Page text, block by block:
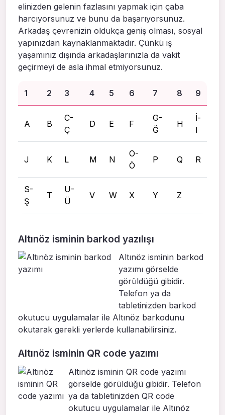
elinizden gelenin fazlasını yapmak için çaba
harcıyorsunuz ve bunu da başarıyorsunuz.
Arkadaş çevrenizin oldukça geniş olması, sosyal
yapınızdan kaynaklanmaktadır. Çünkü iş
yaşamınız dışında arkadaşlarınızla da vakit
geçirmeyi de asla ihmal etmiyorsunuz.
1 2 3 4 5 6 7 8 9
A B
C-
Ç
D E F
G-
Ğ
H
İ-
I
J K L M N
O-
Ö
P Q R
S-
Ş
T
U-
Ü
V W X Y Z
Altınöz isminin barkod yazılışı
Altınöz isminin barkod
yazımı görselde
görüldüğü gibidir.
Telefon ya da
tabletinizden barkod
okutucu uygulamalar ile Altınöz barkodunu
okutarak gerekli yerlerde kullanabilirsiniz.
Altınöz isminin QR code yazımı
Altınöz isminin QR code yazımı
görselde görüldüğü gibidir. Telefon
ya da tabletinizden QR code
okutucu uygulamalar ile Altınöz